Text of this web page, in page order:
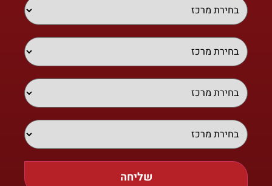
שליחה